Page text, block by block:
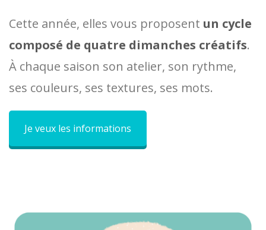
Cette année, elles vous proposent un cycle
composé de quatre dimanches créatifs.
À chaque saison son atelier, son rythme,
ses couleurs, ses textures, ses mots.
Je veux les informations